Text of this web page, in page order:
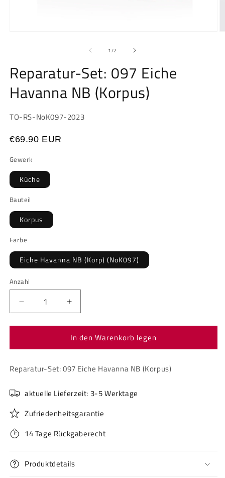
1 /von
2
Reparatur-Set: 097 Eiche
Havanna NB (Korpus)
SKU:
TO-RS-NoK097-2023
€69.90 EUR
Gewerk
Küche
Bauteil
Korpus
Farbe
Eiche Havanna NB (Korp) (NoK097)
Anzahl
Anzahl
Verringere
die
Menge
Reparatur-
097
Havanna
(Korpus)
Erhöhe
die
Menge
für
Reparatur-
097
Havanna
(Korpus)
In den Warenkorb legen
Reparatur-Set: 097 Eiche Havanna NB (Korpus)
aktuelle Lieferzeit: 3-5 Werktage
Zufriedenheitsgarantie
14 Tage Rückgaberecht
Produktdetails